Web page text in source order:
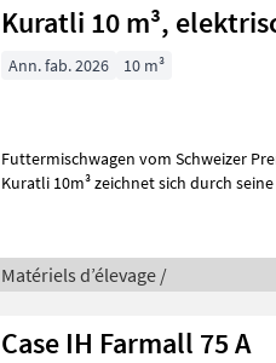
Kuratli 10 m³,
Ann. fab. 2026 10 m³
Futtermischwagen vom Schweizer
Kuratli 10m³ zeichnet sich durch
Matériels d’élevage /
Case IH Farmall 75 A